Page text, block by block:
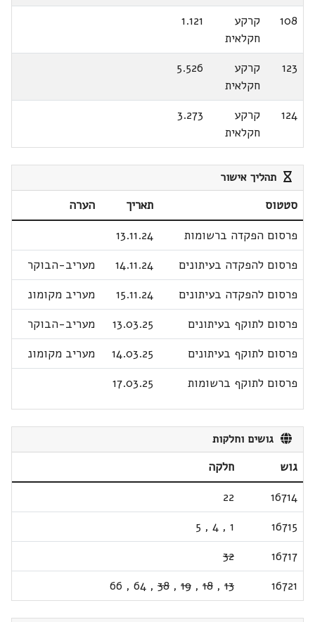
108
קרקע
חקלאית
1.121
123
קרקע
חקלאית
5.526
124
קרקע
חקלאית
3.273
תהליך אישור
סטטוס תאריך
הערה
פרסום הפקדה ברשומות
13.11.24
פרסום להפקדה בעיתונים
14.11.24
מעריב-הבוקר
פרסום להפקדה בעיתונים
15.11.24
מעריב מקומונ
פרסום לתוקף בעיתונים
13.03.25
מעריב-הבוקר
פרסום לתוקף בעיתונים
14.03.25
מעריב מקומונ
פרסום לתוקף ברשומות
17.03.25
גושים וחלקות
גוש
חלקה
16714
22
16715
1
,
4
,
5
16717
32
16721
13
,
18
,
19
,
38
,
64
,
66